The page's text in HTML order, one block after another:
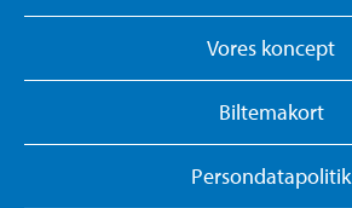
Vores koncept
Biltemakort
Persondatapolitik